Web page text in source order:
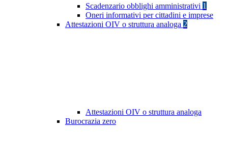
Scadenzario obblighi amministrativi 1
Oneri informativi per cittadini e imprese
Attestazioni OIV o struttura analoga 2
Attestazioni OIV o struttura analoga
Burocrazia zero